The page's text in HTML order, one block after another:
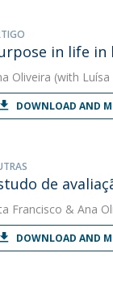
in life
Oliveira (with
DOWNLOAD AND
de
Francisco & Ana
DOWNLOAD AND